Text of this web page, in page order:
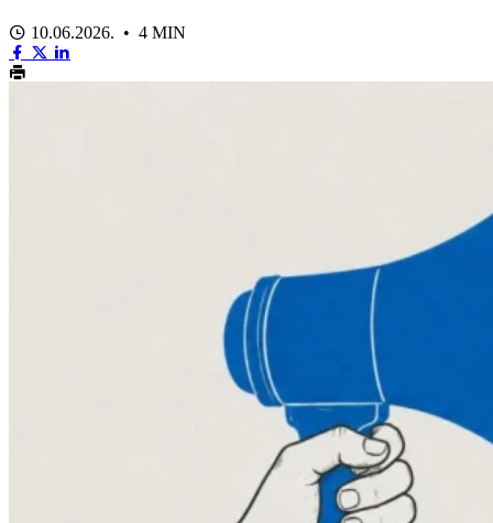
10.06.2026. • 4 MIN